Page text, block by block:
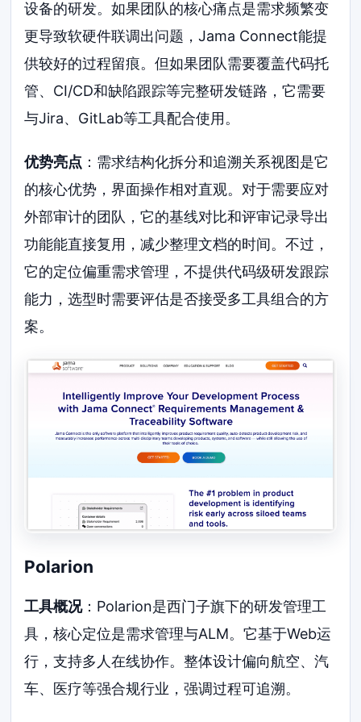
设备的研发。如果团队的核心痛点是需求频繁变
更导致软硬件联调出问题，Jama Connect能提
供较好的过程留痕。但如果团队需要覆盖代码托
管、CI/CD和缺陷跟踪等完整研发链路，它需要
与Jira、GitLab等工具配合使用。
优势亮点 ：需求结构化拆分和追溯关系视图是它
的核心优势，界面操作相对直观。对于需要应对
外部审计的团队，它的基线对比和评审记录导出
功能能直接复用，减少整理文档的时间。不过，
它的定位偏重需求管理，不提供代码级研发跟踪
能力，选型时需要评估是否接受多工具组合的方
案。
Polarion
工具概况：Polarion是西门子旗下的研发管理工
具，核心定位是需求管理与ALM。它基于Web运
行，支持多人在线协作。整体设计偏向航空、汽
车、医疗等强合规行业，强调过程可追溯。